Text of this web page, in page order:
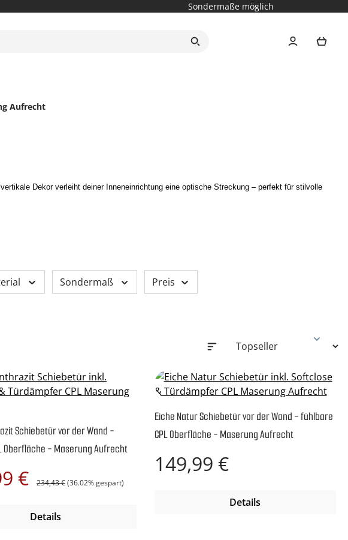
Sondermaße möglich
Aufrecht
Dekor verleiht deiner Inneneinrichtung eine optische Streckung – perfekt für stilvolle
Sondermaß Preis
Schiebetür vor der Wand -
Oberfläche - Maserung Aufrecht
€
234,43 €(36.02% gespart)
Details
Eiche Natur Schiebetür vor der Wand - fühlbare
CPL Oberfläche - Maserung Aufrecht
Regulärer Preis:
149,99 €
Details